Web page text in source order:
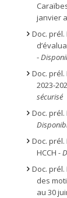
janvier
Doc.
-
Doc. prél.
2023-
sécurisé
Doc.
Doc. prél.
HCCH -
Doc.
des
au 30